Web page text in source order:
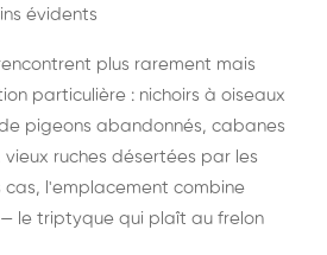
évidents
plus rarement mais
particulière : nichoirs à oiseaux
pigeons abandonnés, cabanes
ruches désertées par les
cas, l'emplacement combine
— le triptyque qui plaît au frelon